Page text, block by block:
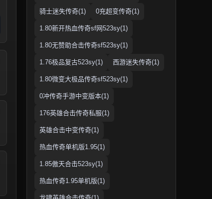
骑士迷失传奇(1) 0充超变传奇(1)
1.80新开热血传奇sf网523sy(1)
1.80无赞助合击传奇sf523sy(1)
1.76极品复古523sy(1) 西游迷失传奇(1)
1.80微变大极品传奇sf523sy(1)
0冲传奇手游中变版本(1)
176英雄合击传奇私服(1)
英雄合击中变传奇(1)
热血传奇单机版1.95(1)
1.85傲天合击523sy(1)
热血传奇1.95单机版(1)